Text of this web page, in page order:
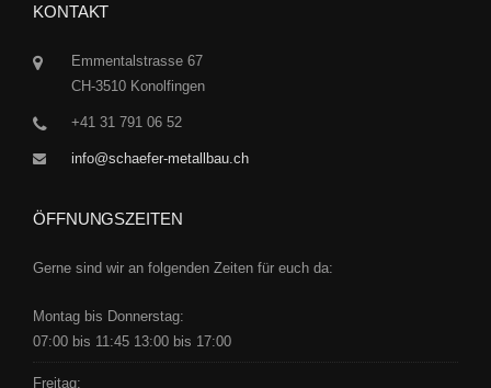
KONTAKT
Emmentalstrasse 67
CH-3510 Konolfingen
+41 31 791 06 52
info@schaefer-metallbau.ch
ÖFFNUNGSZEITEN
Gerne sind wir an folgenden Zeiten für euch da:
Montag bis Donnerstag:
07:00 bis 11:45 13:00 bis 17:00
Freitag: